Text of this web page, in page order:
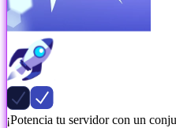
¡Potencia tu servidor con un